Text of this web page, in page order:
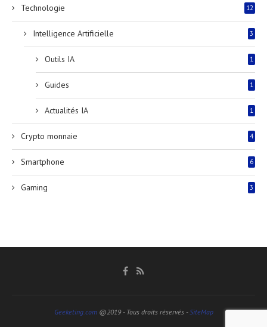
Technologie 12
Intelligence Artificielle 3
Outils IA 1
Guides 1
Actualités IA 1
Crypto monnaie 4
Smartphone 6
Gaming 3
Geeketing.com@2019 - Tous droits réservés - SiteMap